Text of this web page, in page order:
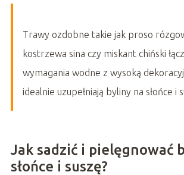
Trawy ozdobne takie jak proso
kostrzewa sina czy miskant chiński
wymagania wodne z wysoką
idealnie uzupełniają byliny na słońce i
Jak sadzić i pielęgnować
słońce i suszę?